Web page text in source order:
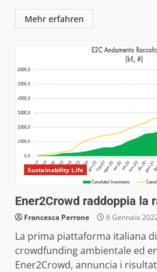
Mehr erfahren
Sustainability Life
Ener2Crowd raddoppia la
Francesca Perrone 6 Gennaio
La prima piattaforma italiana
crowdfunding ambientale ed
Ener2Crowd, annuncia i